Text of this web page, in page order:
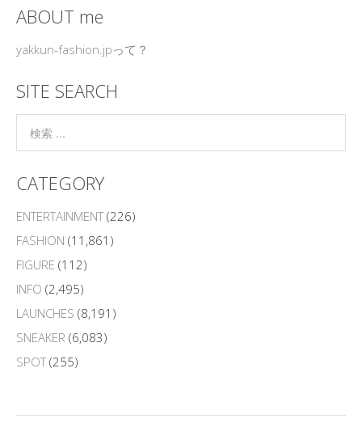
ABOUT me
yakkun-fashion.jpって？
SITE SEARCH
CATEGORY
ENTERTAINMENT(226)
FASHION (11,861)
FIGURE (112)
INFO (2,495)
LAUNCHES (8,191)
SNEAKER (6,083)
SPOT(255)